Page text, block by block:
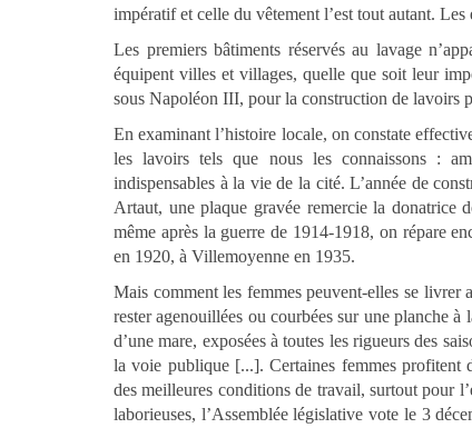
impératif et celle du vêtement l’est tout autant.
Les premiers bâtiments réservés au lavage
équipent villes et villages, quelle que soit leur
sous Napoléon III, pour la construction de lavoirs
En examinant l’histoire locale, on constate
les lavoirs tels que nous les connaissons :
indispensables à la vie de la cité. L’année de
Artaut, une plaque gravée remercie la donatrice
même après la guerre de 1914-1918, on répare
en 1920, à Villemoyenne en 1935.
Mais comment les femmes peuvent-elles se
rester agenouillées ou courbées sur une planche
d’une mare, exposées à toutes les rigueurs des
la voie publique [...]. Certaines femmes profitent
des meilleures conditions de travail, surtout pour
laborieuses, l’Assemblée législative vote le 3